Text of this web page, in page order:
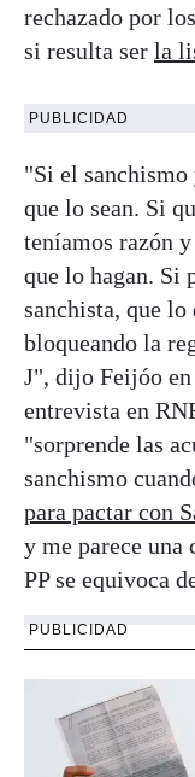
rechazado por
si resulta ser la
PUBLICIDAD
"Si el sanchismo
que lo sean. Si
teníamos razón
que lo hagan. Si
sanchista, que
bloqueando la
J", dijo Feijóo
entrevista en
"sorprende las
sanchismo
para pactar con
y me parece
PP se equivoca
PUBLICIDAD